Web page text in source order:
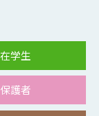
在学生
保護者